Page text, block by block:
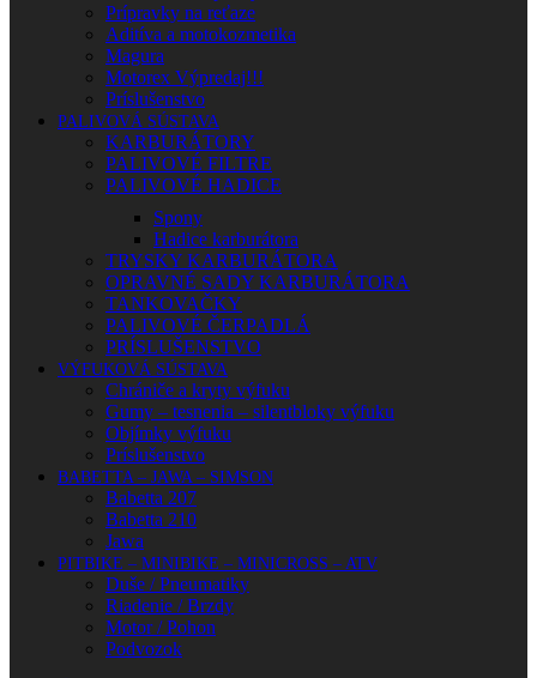
Prípravky na reťaze
Aditíva a motokozmetika
Magura
Motorex Výpredaj!!!
Príslušenstvo
PALIVOVÁ SÚSTAVA
KARBURÁTORY
PALIVOVÉ FILTRE
PALIVOVÉ HADICE
Spony
Hadice karburátora
TRYSKY KARBURÁTORA
OPRAVNÉ SADY KARBURÁTORA
TANKOVAČKY
PALIVOVÉ ČERPADLÁ
PRÍSLUŠENSTVO
VÝFUKOVÁ SÚSTAVA
Chrániče a kryty výfuku
Gumy – tesnenia – silentbloky výfuku
Objímky výfuku
Príslušenstvo
BABETTA – JAWA – SIMSON
Babetta 207
Babetta 210
Jawa
PITBIKE – MINIBIKE – MINICROSS – ATV
Duše / Pneumatiky
Riadenie / Brzdy
Motor / Pohon
Podvozok